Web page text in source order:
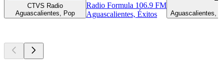
CTVS Radio
Aguascalientes, Pop
Radio Formula 106.9 FM
Aguascalientes, Éxitos
Aguascalientes,